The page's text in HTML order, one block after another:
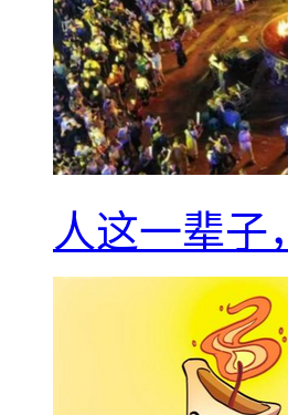
人这一辈子